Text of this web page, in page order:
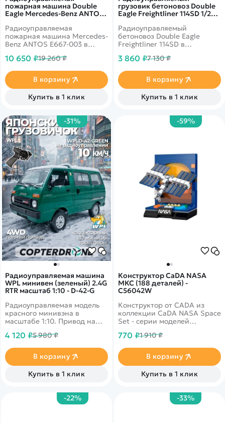
пожарная машина Double
Eagle Mercedes-Benz ANTOS
Радиоуправляемая
пожарная машина Mercedes-
Benz ANTOS E667-003 в
Полномасштабное
распыление воды с
помощью одной кнопки,
звуковые и световые
эффекты.
10 650 ₽19 260 ₽
В корзину
Купить в 1 клик
грузовик бетоновоз Double
Eagle Freightliner 114SD 1/20
Радиоуправляемый
бетоновоз Double Eagle
Freightliner 114SD в
барабана на 360°.
Световые и звуковые
эффекты.
3 860 ₽7 130 ₽
В корзину
Купить в 1 клик
-31%
Радиоуправляемая машина
WPL минивен (зеленый) 2.4G
RTR масштаб 1:10 - D-42-G
Радиоуправляемая модель
красного минивэна в
масштабе 1:10. Привод на
работы - до 30-50 минут,
Скорость 10 км/ч.
4 120 ₽5 980 ₽
В корзину
Купить в 1 клик
-59%
Конструктор CaDA NASA
МКС (188 деталей) -
C56042W
Конструктор от CADA из
коллекции CaDA NASA Space
Set - серии моделей
770 ₽1 910 ₽
В корзину
Купить в 1 клик
-22% -33%